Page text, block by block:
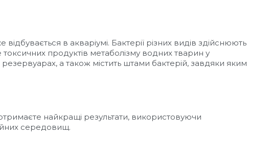
в акваріумі. Бактерії різних видів здійснюють
продуктів метаболізму водних тварин у
а також містить штами бактерій, завдяки яким
найкращі результати, використовуючи
середовищ.